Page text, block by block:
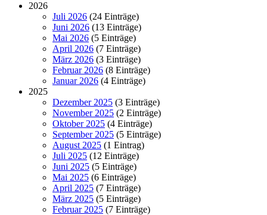
2026
Juli 2026 (24 Einträge)
Juni 2026 (13 Einträge)
Mai 2026 (5 Einträge)
April 2026 (7 Einträge)
März 2026 (3 Einträge)
Februar 2026 (8 Einträge)
Januar 2026 (4 Einträge)
2025
Dezember 2025 (3 Einträge)
November 2025 (2 Einträge)
Oktober 2025 (4 Einträge)
September 2025 (5 Einträge)
August 2025 (1 Eintrag)
Juli 2025 (12 Einträge)
Juni 2025 (5 Einträge)
Mai 2025 (6 Einträge)
April 2025 (7 Einträge)
März 2025 (5 Einträge)
Februar 2025 (7 Einträge)